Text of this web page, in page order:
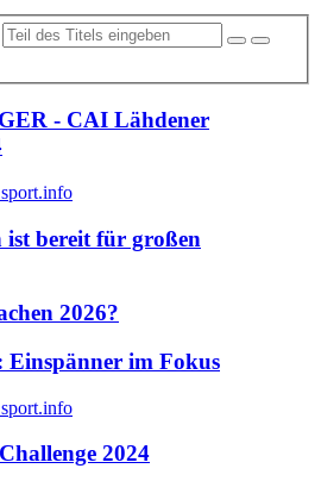
- CAI Lähdener
bereit für großen
2026?
Einspänner im Fokus
2024